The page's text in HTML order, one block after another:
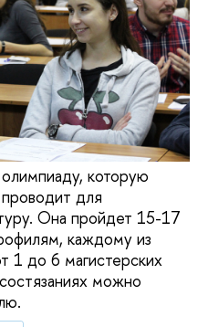
которую
для
Она пройдет 15-17
каждому из
1 до 6 магистерских
можно